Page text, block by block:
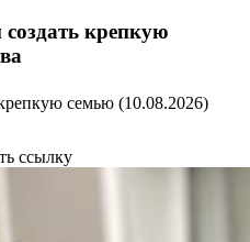
крепкую
семью (10.08.2026)